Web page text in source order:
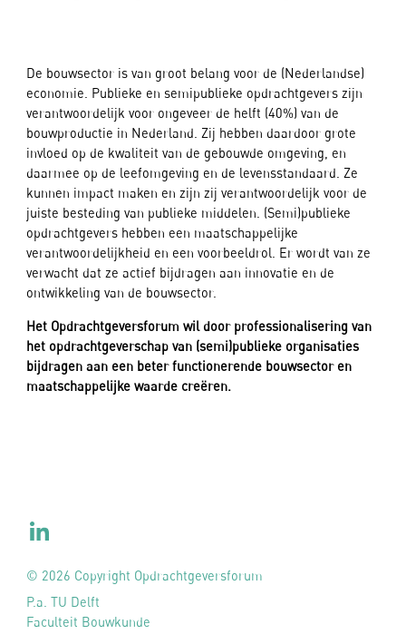
De bouwsector is van groot belang voor de (Nederlandse)
economie. Publieke en semipublieke opdrachtgevers zijn
verantwoordelijk voor ongeveer de helft (40%) van de
bouwproductie in Nederland. Zij hebben daardoor grote
invloed op de kwaliteit van de gebouwde omgeving, en
daarmee op de leefomgeving en de levensstandaard. Ze
kunnen impact maken en zijn zij verantwoordelijk voor de
juiste besteding van publieke middelen. (Semi)publieke
opdrachtgevers hebben een maatschappelijke
verantwoordelijkheid en een voorbeeldrol. Er wordt van ze
verwacht dat ze actief bijdragen aan innovatie en de
ontwikkeling van de bouwsector.
Het Opdrachtgeversforum wil door professionalisering van
het opdrachtgeverschap van (semi)publieke organisaties
bijdragen aan een beter functionerende bouwsector en
maatschappelijke waarde creëren.
© 2026 Copyright Opdrachtgeversforum
P.a. TU Delft
Faculteit Bouwkunde